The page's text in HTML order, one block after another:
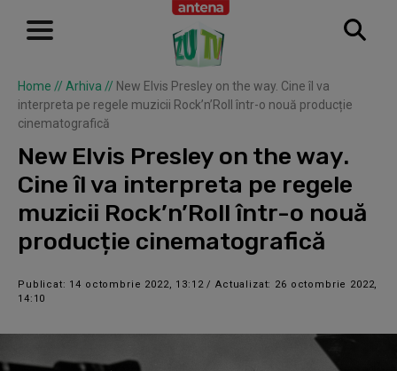
Home // Arhiva // New Elvis Presley on the way. Cine îl va
interpreta pe regele muzicii Rock’n’Roll într-o nouă producție
cinematografică
New Elvis Presley on the way.
Cine îl va interpreta pe regele
muzicii Rock’n’Roll într-o nouă
producție cinematografică
Publicat: 14 octombrie 2022, 13:12 / Actualizat: 26 octombrie 2022,
14:10